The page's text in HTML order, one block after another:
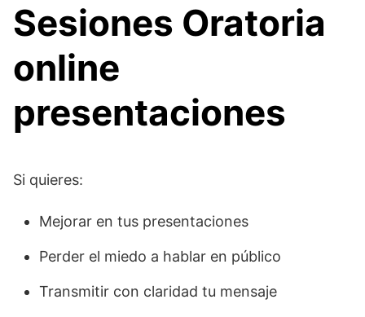
Sesiones Oratoria
online
presentaciones
Si quieres:
Mejorar en tus presentaciones
Perder el miedo a hablar en público
Transmitir con claridad tu mensaje